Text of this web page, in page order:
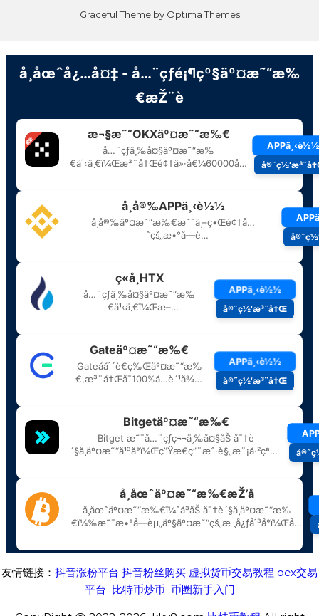
Graceful Theme by Optima Themes
友情链接： 抖音涨粉平台 抖音粉丝购买 虚拟货币交易教程 oex交易
平台 比特币炒币 币圈新手入门